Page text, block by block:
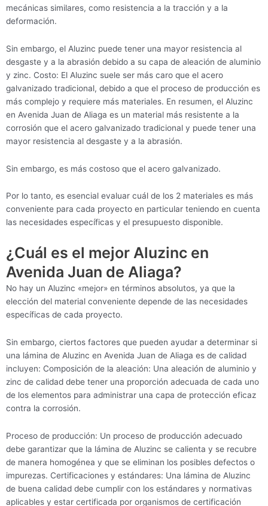
mecánicas similares, como resistencia a la tracción y a la
deformación.
Sin embargo, el Aluzinc puede tener una mayor resistencia al
desgaste y a la abrasión debido a su capa de aleación de aluminio
y zinc. Costo: El Aluzinc suele ser más caro que el acero
galvanizado tradicional, debido a que el proceso de producción es
más complejo y requiere más materiales. En resumen, el Aluzinc
en Avenida Juan de Aliaga es un material más resistente a la
corrosión que el acero galvanizado tradicional y puede tener una
mayor resistencia al desgaste y a la abrasión.
Sin embargo, es más costoso que el acero galvanizado.
Por lo tanto, es esencial evaluar cuál de los 2 materiales es más
conveniente para cada proyecto en particular teniendo en cuenta
las necesidades específicas y el presupuesto disponible.
¿Cuál es el mejor Aluzinc en
Avenida Juan de Aliaga?
No hay un Aluzinc «mejor» en términos absolutos, ya que la
elección del material conveniente depende de las necesidades
específicas de cada proyecto.
Sin embargo, ciertos factores que pueden ayudar a determinar si
una lámina de Aluzinc en Avenida Juan de Aliaga es de calidad
incluyen: Composición de la aleación: Una aleación de aluminio y
zinc de calidad debe tener una proporción adecuada de cada uno
de los elementos para administrar una capa de protección eficaz
contra la corrosión.
Proceso de producción: Un proceso de producción adecuado
debe garantizar que la lámina de Aluzinc se calienta y se recubre
de manera homogénea y que se eliminan los posibles defectos o
impurezas. Certificaciones y estándares: Una lámina de Aluzinc
de buena calidad debe cumplir con los estándares y normativas
aplicables y estar certificada por organismos de certificación